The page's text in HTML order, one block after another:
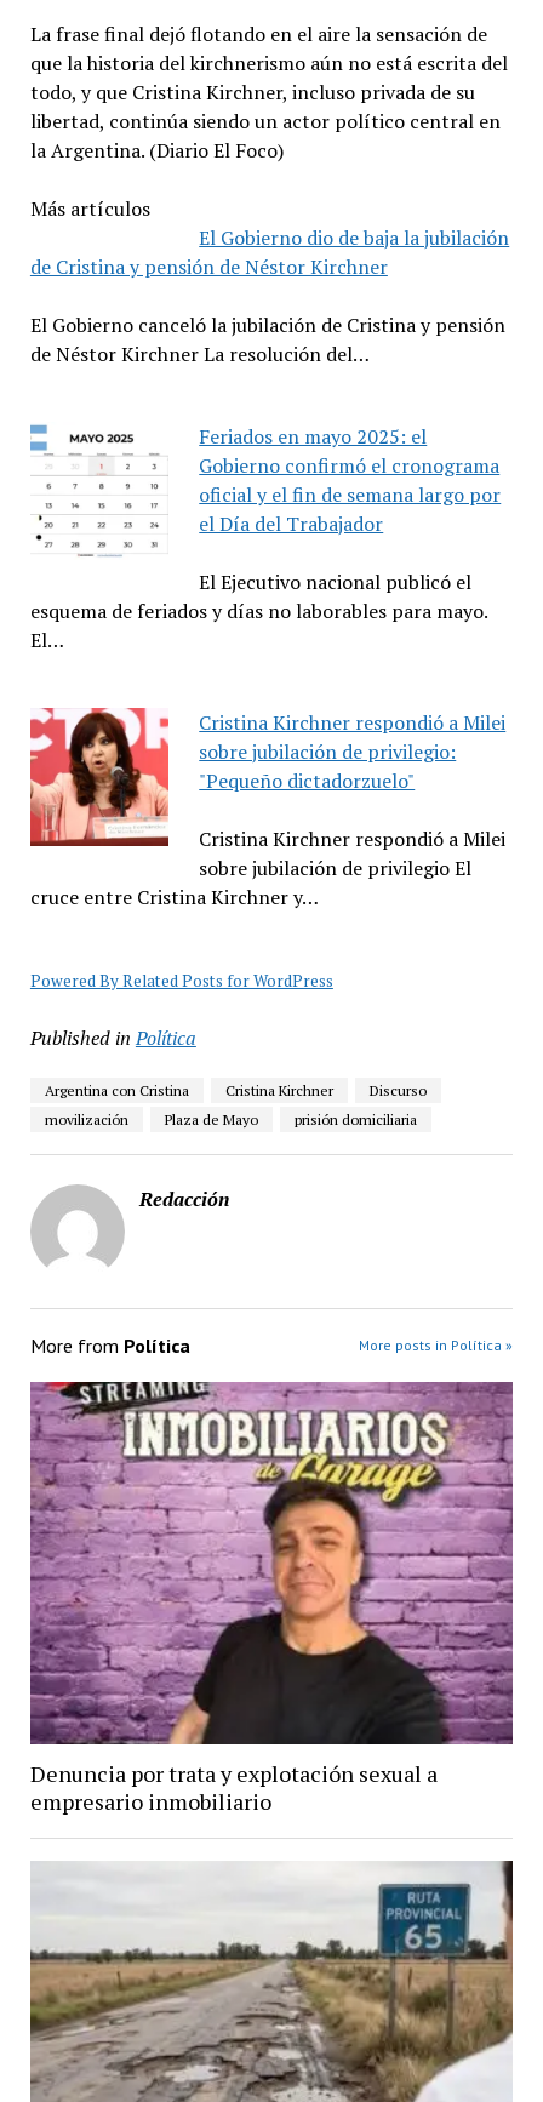
La frase final dejó flotando en el aire la sensación de
que la historia del kirchnerismo aún no está escrita del
todo, y que Cristina Kirchner, incluso privada de su
libertad, continúa siendo un actor político central en
la Argentina. (Diario El Foco)
Más artículos
El Gobierno dio de baja la jubilación
de Cristina y pensión de Néstor Kirchner
El Gobierno canceló la jubilación de Cristina y pensión
de Néstor Kirchner La resolución del…
Feriados en mayo 2025: el
Gobierno confirmó el cronograma
oficial y el fin de semana largo por
el Día del Trabajador
El Ejecutivo nacional publicó el
esquema de feriados y días no laborables para mayo.
El…
Cristina Kirchner respondió a Milei
sobre jubilación de privilegio:
"Pequeño dictadorzuelo"
Cristina Kirchner respondió a Milei
sobre jubilación de privilegio El
cruce entre Cristina Kirchner y…
Powered By Related Posts for WordPress
Published in Política
Argentina con Cristina Cristina Kirchner
Discurso
movilización
Plaza de Mayo prisión domiciliaria
Redacción
More from Política More posts in Política »
Denuncia por trata y explotación sexual a
empresario inmobiliario